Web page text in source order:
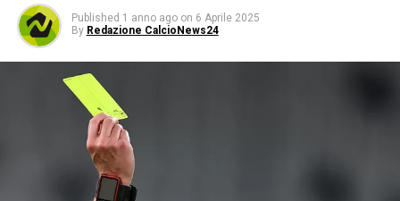
Published 1 anno ago on 6 Aprile 2025
By Redazione CalcioNews24